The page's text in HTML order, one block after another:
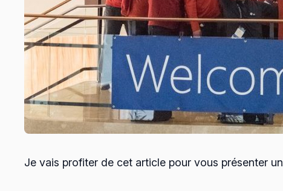
Je vais profiter de cet article pour vous présenter